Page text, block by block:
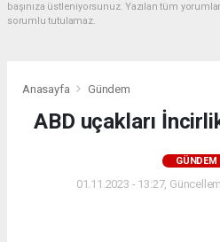
başınıza üstleniyorsunuz. Yazılan tüm
sorumlu tutulamaz.
Anasayfa Gündem
ABD uçakları
GÜNDEM
01.11.2023 - 13:27,